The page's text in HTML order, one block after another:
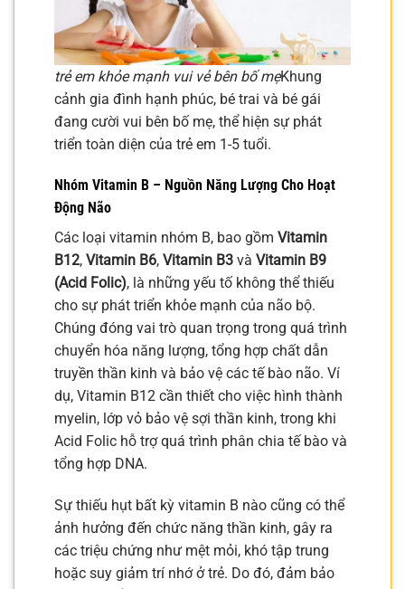
trẻ em khỏe mạnh vui vẻ bên bố mẹKhung
cảnh gia đình hạnh phúc, bé trai và bé gái
đang cười vui bên bố mẹ, thể hiện sự phát
triển toàn diện của trẻ em 1-5 tuổi.
Nhóm Vitamin B – Nguồn Năng Lượng Cho Hoạt
Động Não
Các loại vitamin nhóm B, bao gồm Vitamin
B12, Vitamin B6, Vitamin B3 và Vitamin B9
(Acid Folic), là những yếu tố không thể thiếu
cho sự phát triển khỏe mạnh của não bộ.
Chúng đóng vai trò quan trọng trong quá trình
chuyển hóa năng lượng, tổng hợp chất dẫn
truyền thần kinh và bảo vệ các tế bào não. Ví
dụ, Vitamin B12 cần thiết cho việc hình thành
myelin, lớp vỏ bảo vệ sợi thần kinh, trong khi
Acid Folic hỗ trợ quá trình phân chia tế bào và
tổng hợp DNA.
Sự thiếu hụt bất kỳ vitamin B nào cũng có thể
ảnh hưởng đến chức năng thần kinh, gây ra
các triệu chứng như mệt mỏi, khó tập trung
hoặc suy giảm trí nhớ ở trẻ. Do đó, đảm bảo